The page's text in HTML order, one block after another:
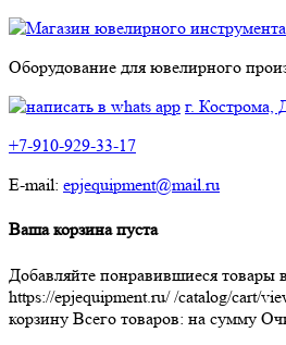
Оборудование для ювелирного
г. Кострома,
+7-910-929-33-17
E-mail: epjequipment@mail.ru
Ваша корзина пуста
Добавляйте понравившиеся товары
https://epjequipment.ru/ /catalog/cart/
корзину Всего товаров: на сумму